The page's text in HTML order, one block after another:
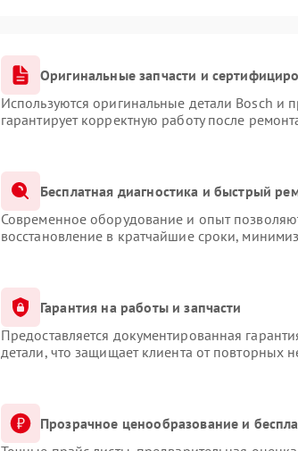
Оригинальные запчасти и
Используются оригинальные детали Bosch
гарантирует корректную работу после
Бесплатная диагностика и быстрый
Современное оборудование и опыт
восстановление в кратчайшие сроки,
Гарантия на работы и запчасти
Предоставляется документированная
детали, что защищает клиента от повторных
Прозрачное ценообразование и